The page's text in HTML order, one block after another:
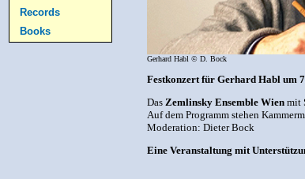
Records
Books
Gerhard Habl © D. Bock
Festkonzert für Gerhard Habl um
Das Zemlinsky Ensemble Wien mit
Auf dem Programm stehen
Moderation: Dieter Bock
Eine Veranstaltung mit